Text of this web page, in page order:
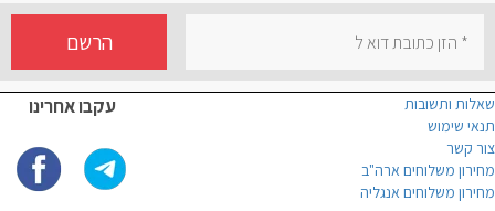
הרשם
עקבו אחרינו
שאלות ותשובות
תנאי שימוש
צור קשר
מחירון משלוחים ארה"ב
מחירון משלוחים אנגליה